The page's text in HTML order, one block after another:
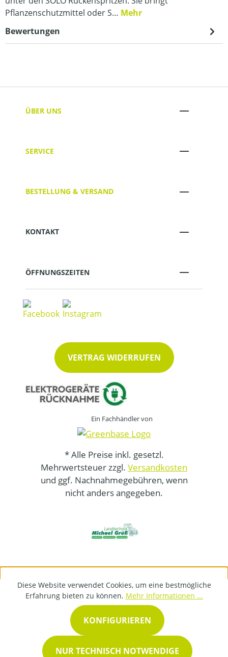
Pflanzenschutzmittel oder S… Mehr
Bewertungen
ÜBER UNS
SERVICE
BESTELLUNG & VERSAND
KONTAKT
ÖFFNUNGSZEITEN
VERTRAG WIDERRUFEN
Ein Fachhändler von
* Alle Preise inkl. gesetzl.
Mehrwertsteuer zzgl. Versandkosten
und ggf. Nachnahmegebühren, wenn
nicht anders angegeben.
Diese Website verwendet Cookies, um eine bestmögliche
Erfahrung bieten zu können. Mehr Informationen ...
NUR TECHNISCH NOTWENDIGE
KONFIGURIEREN